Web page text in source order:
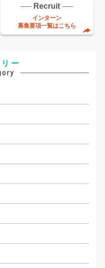
Recruit
インターン
募集要項一覧はこちら
ー